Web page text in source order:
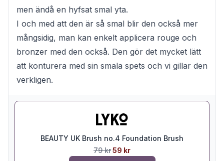
men ändå en hyfsat smal yta.
I och med att den är så smal blir den också mer
mångsidig, man kan enkelt applicera rouge och
bronzer med den också. Den gör det mycket lätt
att konturera med sin smala spets och vi gillar den
verkligen.
BEAUTY UK Brush no.4 Foundation Brush
79 kr59 kr